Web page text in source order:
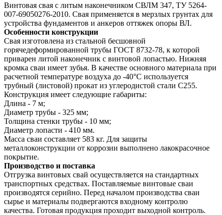
Винтовая свая с литым наконечником СВЛМ 347, ТУ 5264-
007-69050276-2010. Свая применяется в мерзлых грунтах для
устройства фундаментов и анкеров оттяжек опоры ВЛ.
Особенности конструкции
Свая изготовлена из стальной бесшовной
горячедеформированной трубы ГОСТ 8732-78, к которой
приварен литой наконечник с винтовой лопастью. Нижняя
кромка сваи имеет зубья. В качестве основного материала при
расчетной температуре воздуха до -40°С используется
трубный (листовой) прокат из углеродистой стали С255.
Конструкция имеет следующие габариты:
Длина - 7 м;
Диаметр трубы - 325 мм;
Толщина стенки трубы - 10 мм;
Диаметр лопасти - 410 мм.
Масса сваи составляет 583 кг. Для защиты
металлоконструкции от коррозии выполнено лакокрасочное
покрытие.
Производство и поставка
Отгрузка винтовых свай осуществляется на стандартных
транспортных средствах. Поставляемые винтовые сваи
производятся серийно. Перед началом производства сваи
сырье и материалы подвергаются входному контролю
качества. Готовая продукция проходит выходной контроль.